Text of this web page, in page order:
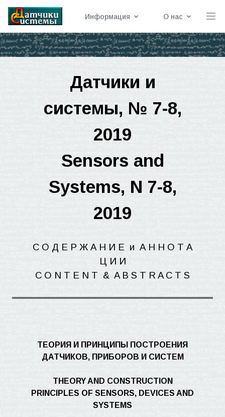
Информация О нас
Датчики и
системы, № 7-8,
2019
Sensors and
Systems, N 7-8,
2019
С О Д Е Р Ж А Н И Е и А Н Н О Т А
Ц И И
C O N T E N T & A B S T R A C T S
ТЕОРИЯ И ПРИНЦИПЫ ПОСТРОЕНИЯ
ДАТЧИКОВ, ПРИБОРОВ И СИСТЕМ
THEORY AND CONSTRUCTION
PRINCIPLES OF SENSORS, DEVICES AND
SYSTEMS